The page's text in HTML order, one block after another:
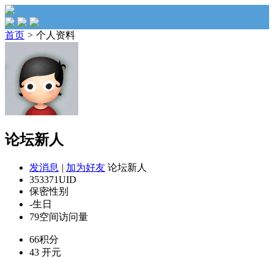
首页 > 个人资料
论坛新人
发消息 | 加为好友 论坛新人
353371UID
保密性别
-生日
79空间访问量
66积分
43 开元